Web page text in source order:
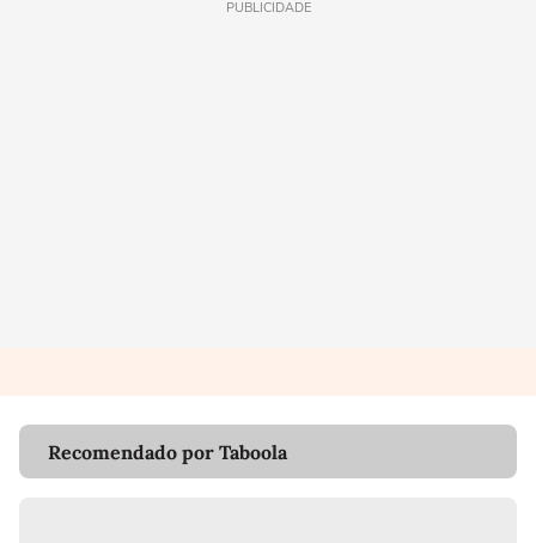
PUBLICIDADE
Recomendado por Taboola